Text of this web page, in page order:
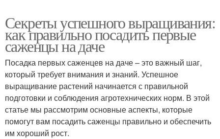
Секреты успешного выращивания:
как правильно посадить первые
саженцы на даче
Посадка первых саженцев на даче – это важный шаг,
который требует внимания и знаний. Успешное
выращивание растений начинается с правильной
подготовки и соблюдения агротехнических норм. В этой
статье мы рассмотрим основные аспекты, которые
помогут вам посадить саженцы правильно и обеспечить
им хороший рост.